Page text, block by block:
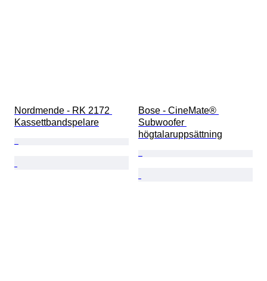
Nordmende - RK 2172
Kassettbandspelare
Bose - CineMate®
Subwoofer
högtalaruppsättning